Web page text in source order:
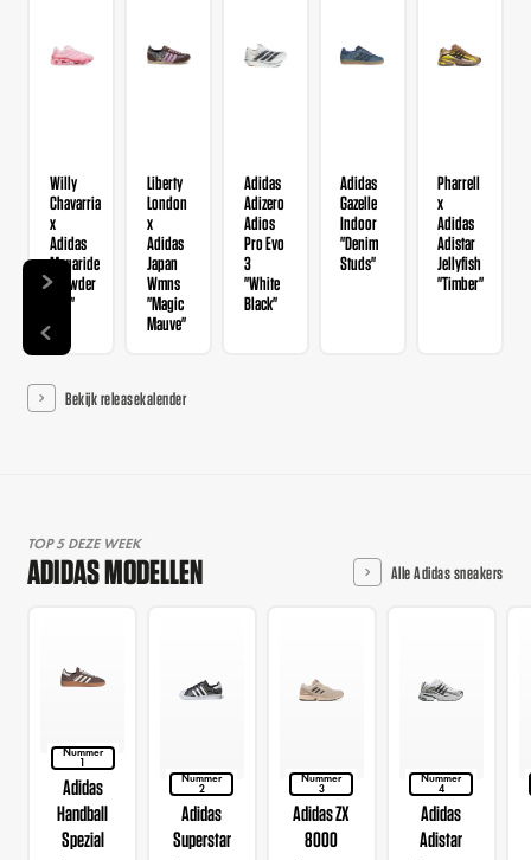
Willy
Chavarria
x
Adidas
Megaride
"Powder
Red"
Liberty
London
x
Adidas
Japan
Wmns
"Magic
Mauve"
Adidas
Adizero
Adios
Pro Evo
3
"White
Black"
Adidas
Gazelle
Indoor
"Denim
Studs"
Pharrell
x
Adidas
Adistar
Jellyfish
"Timber"
Bekijk releasekalender
TOP 5 DEZE WEEK
ADIDAS MODELLEN Alle Adidas sneakers
Nummer
1
Adidas
Handball
Spezial
Nummer
2
Adidas
Superstar
Nummer
3
Adidas ZX
8000
Nummer
4
Adidas
Adistar